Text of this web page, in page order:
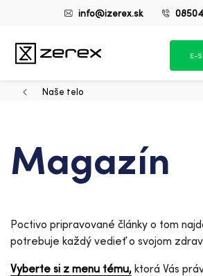
info@izerex.sk
E-
Naše telo
Magazín
Poctivo pripravované články o tom
potrebuje každý vedieť o svojom
Vyberte si z menu tému, ktorá Vás